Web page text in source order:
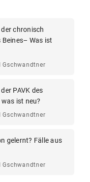
chronisch
Was ist
Gschwandtner
PAVK des
ist neu?
Gschwandtner
gelernt? Fälle aus
Gschwandtner